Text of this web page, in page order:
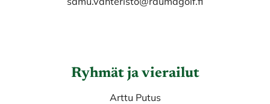
Ryhmät ja vierailut
Arttu Putus